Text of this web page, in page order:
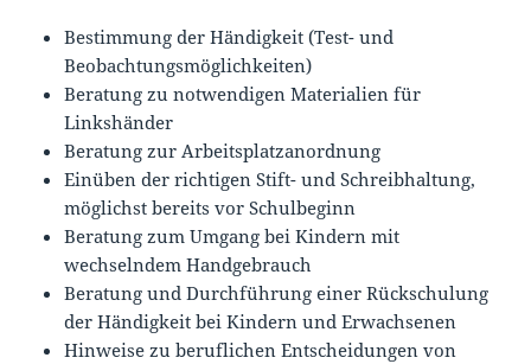
Bestimmung der Händigkeit (Test- und
Beobachtungsmöglichkeiten)
Beratung zu notwendigen Materialien für
Linkshänder
Beratung zur Arbeitsplatzanordnung
Einüben der richtigen Stift- und Schreibhaltung,
möglichst bereits vor Schulbeginn
Beratung zum Umgang bei Kindern mit
wechselndem Handgebrauch
Beratung und Durchführung einer Rückschulung
der Händigkeit bei Kindern und Erwachsenen
Hinweise zu beruflichen Entscheidungen von